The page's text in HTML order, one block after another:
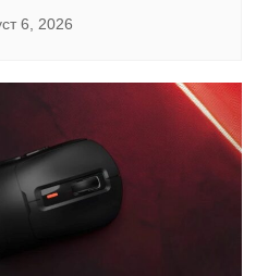
6, 2026